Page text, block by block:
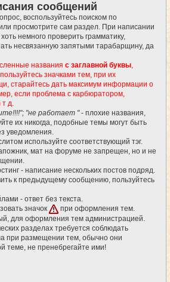
сообщений
воспользуйтесь поиском по
просмотрите сам раздел. При написании
немного проверить грамматику,
несвязанную запятыми тарабарщину, да
названия с заглавной буквы,
значками тем, при их
старайтесь дать максимум информации о
если проблема с карбюратором,
т д.
"не работает "- плохие названия,
их никогда, подобные темы могут быть
уведомления.
используйте соответствующий тэг.
мат на форуме не запрещен, но и не
- написание нескольких постов подряд.
к предыдущему сообщению, пользуйтесь
- ответ без текста.
значок
при оформления тем.
для оформления тем администрацией.
разделах требуется соблюдать
при размещении тем, обычно они
теме, не пренебрегайте ими!